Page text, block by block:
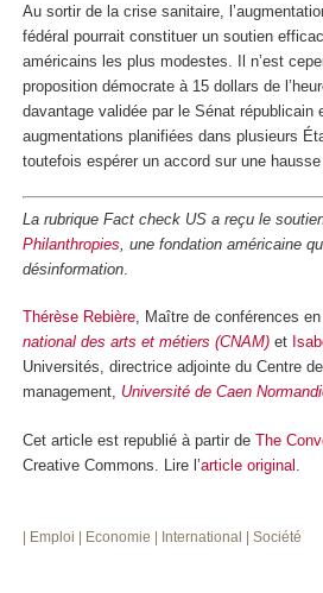
Au sortir de la crise sanitaire,
fédéral pourrait constituer un soutien
américains les plus modestes. Il n’est
proposition démocrate à 15 dollars de
davantage validée par le Sénat républicain
augmentations planifiées dans plusieurs
toutefois espérer un accord sur une hausse
La rubrique Fact check US a reçu le
Philanthropies , une fondation américaine
désinformation
Thérèse Rebière, Maître de conférences
national des arts et métiers (CNAM) et
Universités, directrice adjointe du Centre
management, Université de Caen
Cet article est republié à partir de The
Creative Commons. Lire l’article original
| Emploi | Economie | International | Société